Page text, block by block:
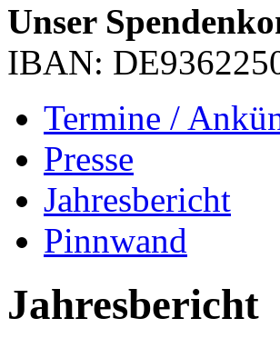
Unser
IBAN:
Termine /
Presse
Jahresbericht
Pinnwand
Jahresbericht